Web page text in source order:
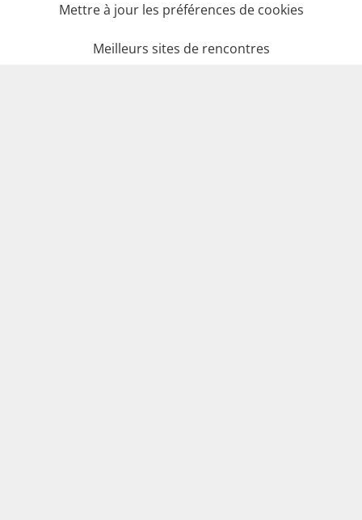
Mettre à jour les préférences de cookies
Meilleurs sites de rencontres